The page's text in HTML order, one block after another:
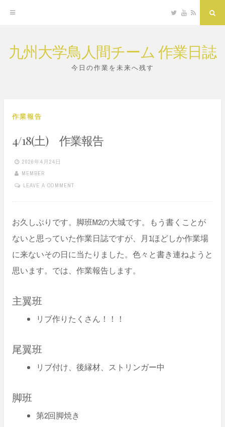
Skip
Twitter
YouTube
RSS
九州大学鳥人間チーム 作業日誌
今日の作業を未来へ残す
作業報告
4/18(土) 作業報告
2026年4月24日
MEMBER
LEAVE A COMMENT
お久しぶりです。脚班M2の大城です。もう書くことが
ないと思っていた作業日誌ですが、月1ほどしか作業場
に来ないその日に当たりました。色々と書き連ねようと
思います。では、作業報告します。
主翼班
リブ作りたくさん！！！
尾翼班
リブ付け、後縁材、ストリンガー中
脚班
第2回脚焼き